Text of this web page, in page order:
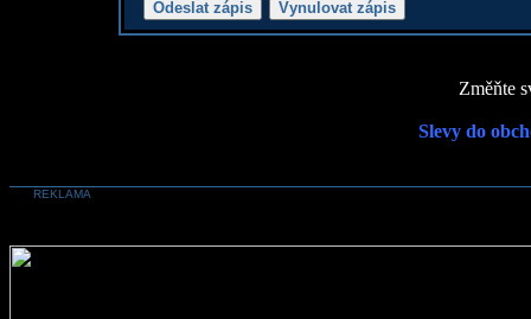
Změňte
Slevy do
REKLAMA